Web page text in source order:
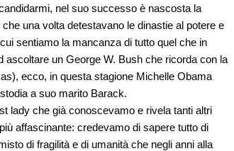
nel suo successo è nascosta la
una volta detestavano le dinastie al potere e
sentiamo la mancanza di tutto quel che in
un George W. Bush che ricorda con la
ecco, in questa stagione Michelle Obama
a suo marito Barack.
lady che già conoscevamo e rivela tanti altri
affascinante: credevamo di sapere tutto di
di fragilità e di umanità che negli anni alla